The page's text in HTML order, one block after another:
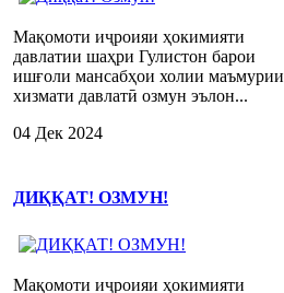
Мақомоти иҷроияи ҳокимияти
давлатии шаҳри Гулистон барои
ишғоли мансабҳои холии маъмурии
хизмати давлатӣ озмун эълон...
04 Дек 2024
ДИҚҚАТ! ОЗМУН!
Мақомоти иҷроияи ҳокимияти